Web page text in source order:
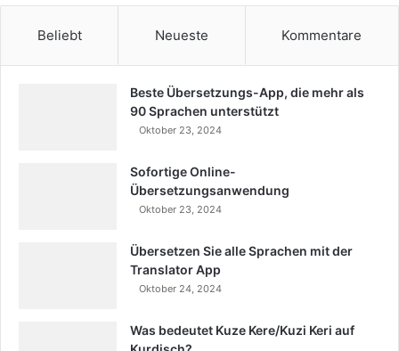
Beliebt Neueste Kommentare
Beste Übersetzungs-App, die mehr als
90 Sprachen unterstützt
Oktober 23, 2024
Sofortige Online-
Übersetzungsanwendung
Oktober 23, 2024
Übersetzen Sie alle Sprachen mit der
Translator App
Oktober 24, 2024
Was bedeutet Kuze Kere/Kuzi Keri auf